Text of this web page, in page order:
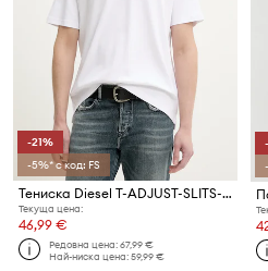
-21%
-5%* с код: FS
Тениска Diesel T-ADJUST-SLITS-R17 T-SHIRT
Текуща цена:
46,99 €
Редовна цена:67,99 €
Най-ниска цена:59,99 €